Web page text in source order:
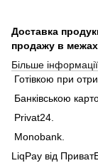
Доставка
продажу в
Більше
Готівкою при
Банківською
Privat24.
Monobank.
LiqPay від